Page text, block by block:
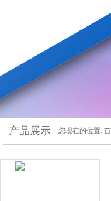
产品展示 您现在的位置: